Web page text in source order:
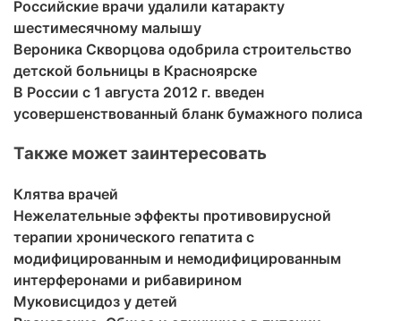
Российские врачи удалили катаракту
шестимесячному малышу
Вероника Скворцова одобрила строительство
детской больницы в Красноярске
В России с 1 августа 2012 г. введен
усовершенствованный бланк бумажного полиса
Также может заинтересовать
Клятва врачей
Нежелательные эффекты противовирусной
терапии хронического гепатита с
модифицированным и немодифицированным
интерферонами и рибавирином
Муковисцидоз у детей